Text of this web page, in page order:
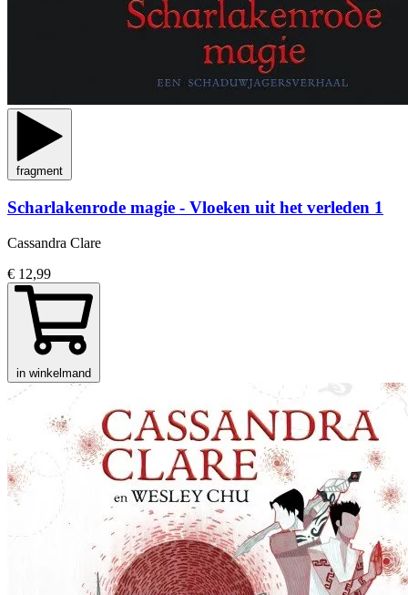
fragment
Scharlakenrode magie - Vloeken uit het verleden 1
Cassandra Clare
€ 12,99
in winkelmand